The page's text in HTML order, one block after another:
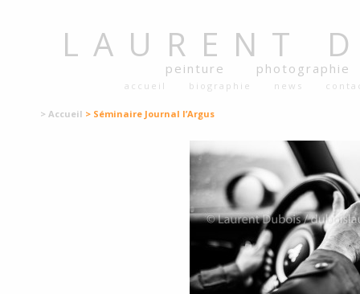
LAURENT
peinture photographie
accueil biographie news
> Accueil > Séminaire Journal l’Argus